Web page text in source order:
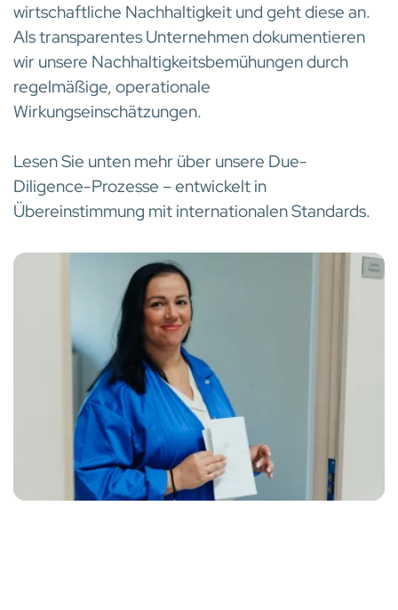
wirtschaftliche Nachhaltigkeit und geht diese an.
Als transparentes Unternehmen dokumentieren
wir unsere Nachhaltigkeitsbemühungen durch
regelmäßige, operationale
Wirkungseinschätzungen.
Lesen Sie unten mehr über unsere Due-
Diligence-Prozesse – entwickelt in
Übereinstimmung mit internationalen Standards.